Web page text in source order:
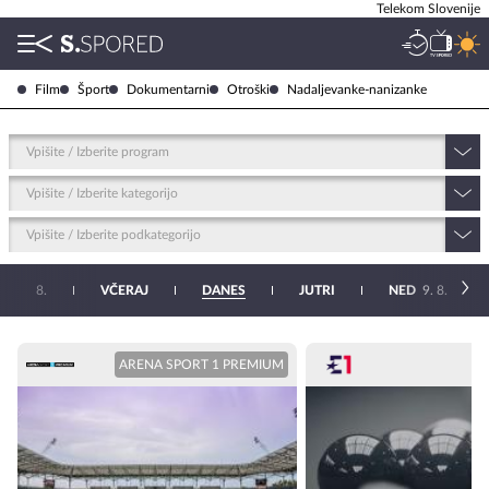
Telekom Slovenije
Film Šport Dokumentarni Otroški Nadaljevanke-nanizanke
Vpišite / Izberite program
Vpišite / Izberite kategorijo
Vpišite / Izberite podkategorijo
5. 8. VČERAJ DANES JUTRI NED 9. 8.
ARENA SPORT 1 PREMIUM